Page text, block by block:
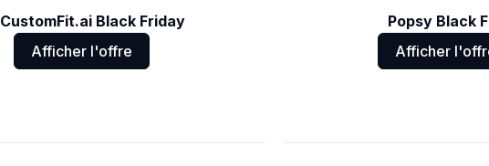
CustomFit.ai Black Friday
Afficher l'offre
Popsy Black
Afficher